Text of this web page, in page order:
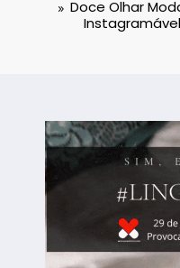
Doce Olhar